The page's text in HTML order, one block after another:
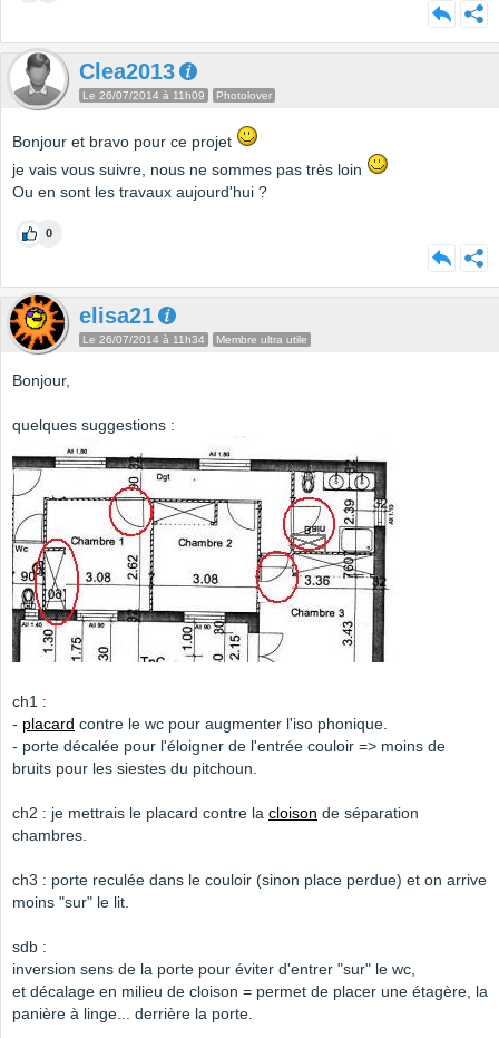
Clea2013
Le 26/07/2014 à 11h09 Photolover
Bonjour et bravo pour ce projet
je vais vous suivre, nous ne sommes pas très loin
Ou en sont les travaux aujourd'hui ?
0
elisa21
Le 26/07/2014 à 11h34 Membre ultra utile
Bonjour,
quelques suggestions :
ch1 :
- placard contre le wc pour augmenter l'iso phonique.
- porte décalée pour l'éloigner de l'entrée couloir => moins de
bruits pour les siestes du pitchoun.
ch2 : je mettrais le placard contre la cloison de séparation
chambres.
ch3 : porte reculée dans le couloir (sinon place perdue) et on arrive
moins "sur" le lit.
sdb :
inversion sens de la porte pour éviter d'entrer "sur" le wc,
et décalage en milieu de cloison = permet de placer une étagère, la
panière à linge... derrière la porte.